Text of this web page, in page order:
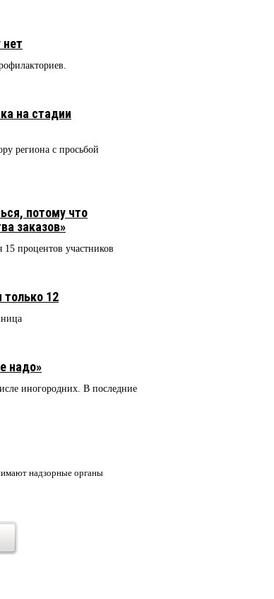
на стадии
региона с просьбой
потому что
заказов»
процентов участников
12
надо»
иногородних. В последние
надзорные органы